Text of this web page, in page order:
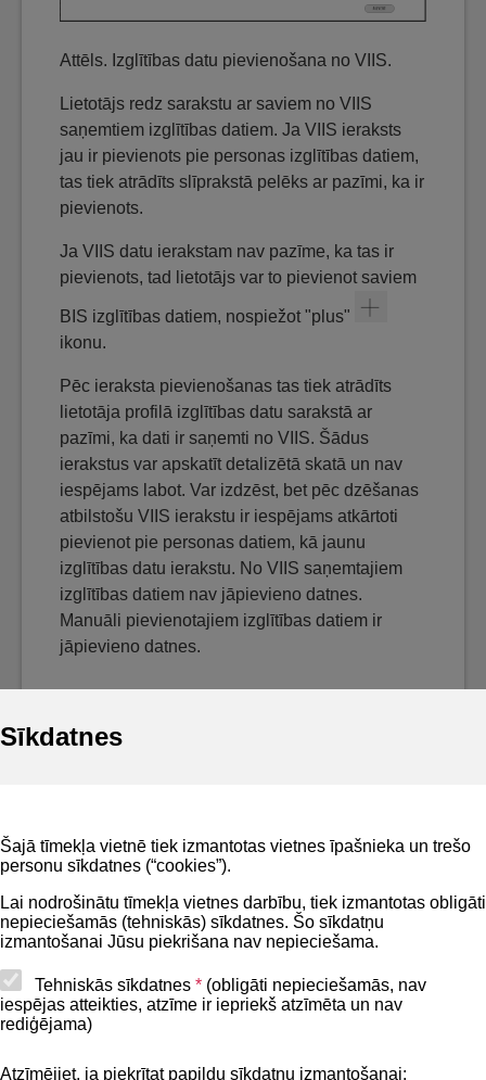
Sīkdatnes
Šajā tīmekļa vietnē tiek izmantotas vietnes īpašnieka un trešo
personu sīkdatnes (“cookies”).
Lai nodrošinātu tīmekļa vietnes darbību, tiek izmantotas obligāti
nepieciešamās (tehniskās) sīkdatnes. Šo sīkdatņu
izmantošanai Jūsu piekrišana nav nepieciešama.
Tehniskās sīkdatnes * (obligāti nepieciešamās, nav
iespējas atteikties, atzīme ir iepriekš atzīmēta un nav
rediģējama)
Atzīmējiet, ja piekrītat papildu sīkdatņu izmantošanai:
Attēls. Izglītības datu pievienošana no VIIS.
Lietotājs redz sarakstu ar saviem no VIIS
saņemtiem izglītības datiem. Ja VIIS ieraksts
jau ir pievienots pie personas izglītības datiem,
tas tiek atrādīts slīprakstā pelēks ar pazīmi, ka ir
pievienots.
Ja VIIS datu ierakstam nav pazīme, ka tas ir
pievienots, tad lietotājs var to pievienot saviem
BIS izglītības datiem, nospiežot "plus"
ikonu.
Pēc ieraksta pievienošanas tas tiek atrādīts
lietotāja profilā izglītības datu sarakstā ar
pazīmi, ka dati ir saņemti no VIIS. Šādus
ierakstus var apskatīt detalizētā skatā un nav
iespējams labot. Var izdzēst, bet pēc dzēšanas
atbilstošu VIIS ierakstu ir iespējams atkārtoti
pievienot pie personas datiem, kā jaunu
izglītības datu ierakstu. No VIIS saņemtajiem
izglītības datiem nav jāpievieno datnes.
Manuāli pievienotajiem izglītības datiem ir
jāpievieno datnes.
Privātuma politika
Lapas karte
Piekļūstamības paziņojums